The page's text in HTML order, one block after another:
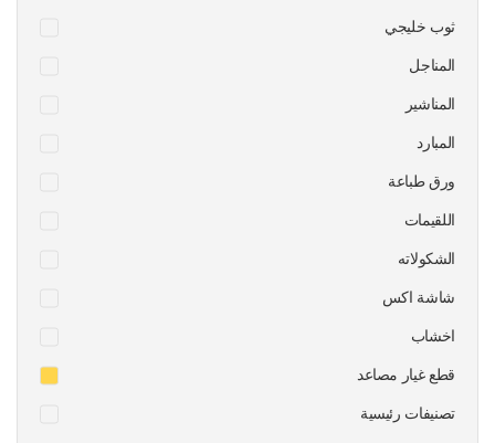
ثوب خليجي
المناجل
المناشير
المبارد
ورق طباعة
اللقيمات
الشكولاته
شاشة اكس
اخشاب
قطع غيار مصاعد
تصنيفات رئيسية